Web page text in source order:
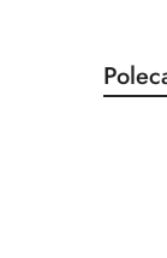
Pomiń
o